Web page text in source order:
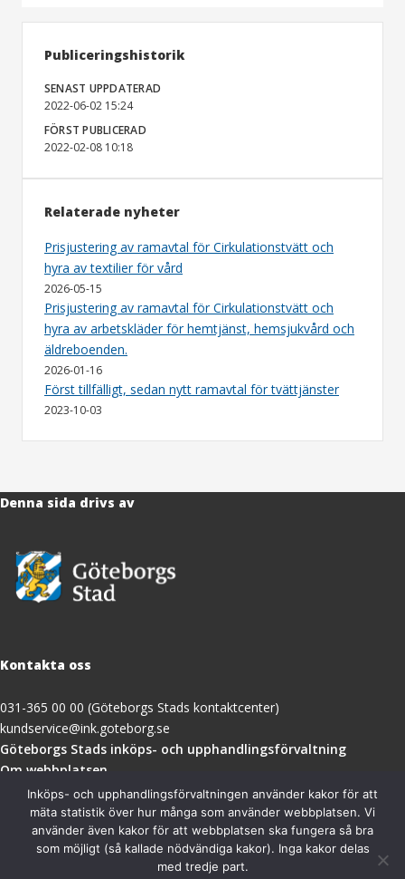
Publiceringshistorik
SENAST UPPDATERAD
2022-06-02 15:24
FÖRST PUBLICERAD
2022-02-08 10:18
Relaterade nyheter
Prisjustering av ramavtal för Cirkulationstvätt och
hyra av textilier för vård
2026-05-15
Prisjustering av ramavtal för Cirkulationstvätt och
hyra av arbetskläder för hemtjänst, hemsjukvård och
äldreboenden.
2026-01-16
Först tillfälligt, sedan nytt ramavtal för tvättjänster
2023-10-03
Denna sida drivs av
Kontakta oss
031-365 00 00 (Göteborgs Stads kontaktcenter)
kundservice@ink.goteborg.se
Göteborgs Stads inköps- och upphandlingsförvaltning(öppnas
nytt
fönster)
Om webbplatsen
Tillgänglighetsredogörelse
Besöksadress
Inköps- och upphandlingsförvaltningen använder kakor för att
mäta statistik över hur många som använder webbplatsen. Vi
använder även kakor för att webbplatsen ska fungera så bra
som möjligt (så kallade nödvändiga kakor). Inga kakor delas
med tredje part.